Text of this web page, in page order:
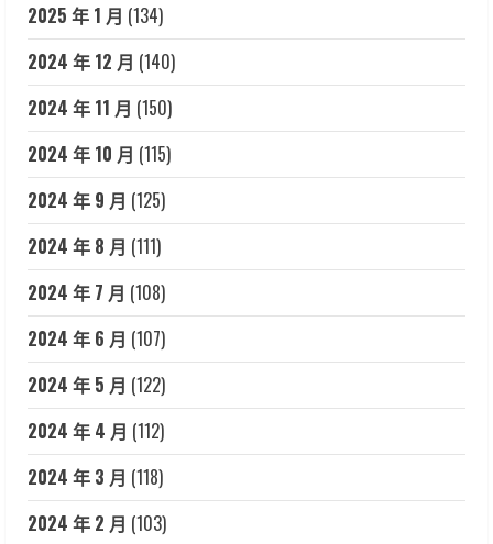
2025 年 1 月 (134)
2024 年 12 月 (140)
2024 年 11 月 (150)
2024 年 10 月 (115)
2024 年 9 月 (125)
2024 年 8 月 (111)
2024 年 7 月 (108)
2024 年 6 月 (107)
2024 年 5 月 (122)
2024 年 4 月 (112)
2024 年 3 月 (118)
2024 年 2 月 (103)